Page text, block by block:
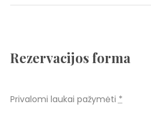
Rezervacijos forma
Privalomi laukai pažymėti*